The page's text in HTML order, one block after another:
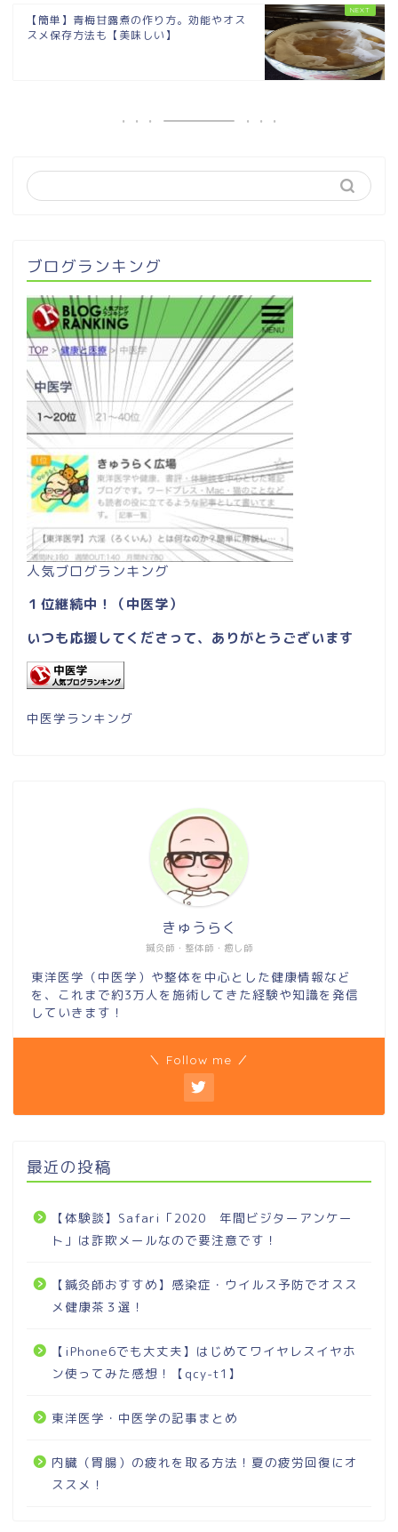
【簡単】青梅甘露煮の作り方。効能やオス
スメ保存方法も【美味しい】
ブログランキング
人気ブログランキング
１位継続中！（中医学）
いつも応援してくださって、ありがとうございます
中医学ランキング
鍼灸師・整体師・癒し師
きゅうらく
東洋医学（中医学）や整体を中心とした健康情報など
を、これまで約3万人を施術してきた経験や知識を発信
していきます！
＼ Follow me ／
最近の投稿
【体験談】Safari「2020 年間ビジターアンケー
ト」は詐欺メールなので要注意です！
【鍼灸師おすすめ】感染症・ウイルス予防でオスス
メ健康茶３選！
【iPhone6でも大丈夫】はじめてワイヤレスイヤホ
ン使ってみた感想！【qcy-t1】
東洋医学・中医学の記事まとめ
内臓（胃腸）の疲れを取る方法！夏の疲労回復にオ
ススメ！